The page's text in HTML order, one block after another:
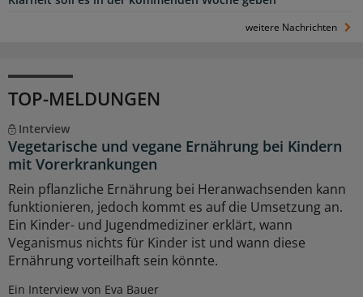
weitere Nachrichten
TOP-MELDUNGEN
Interview
Vegetarische und vegane Ernährung bei Kindern
mit Vorerkrankungen
Rein pflanzliche Ernährung bei Heranwachsenden kann
funktionieren, jedoch kommt es auf die Umsetzung an.
Ein Kinder- und Jugendmediziner erklärt, wann
Veganismus nichts für Kinder ist und wann diese
Ernährung vorteilhaft sein könnte.
Ein Interview von Eva Bauer